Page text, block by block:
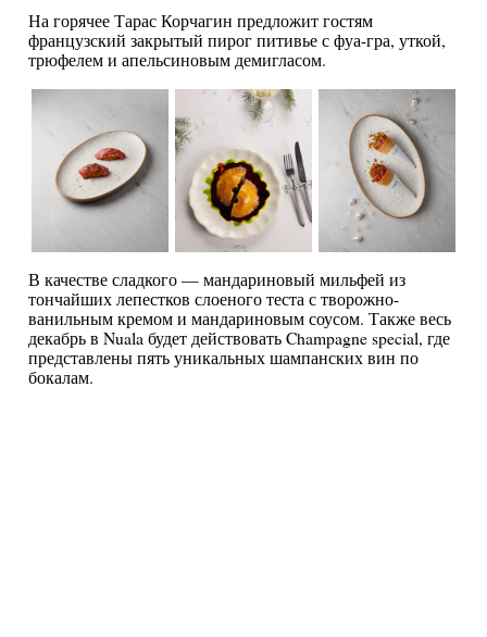
На горячее Тарас Корчагин предложит гостям
французский закрытый пирог питивье с фуа-гра, уткой,
трюфелем и апельсиновым демигласом.
В качестве сладкого — мандариновый мильфей из
тончайших лепестков слоеного теста с творожно-
ванильным кремом и мандариновым соусом. Также весь
декабрь в Nuala будет действовать Champagne special, где
представлены пять уникальных шампанских вин по
бокалам.